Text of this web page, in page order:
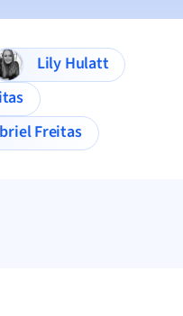
Lily Hulatt
Freitas